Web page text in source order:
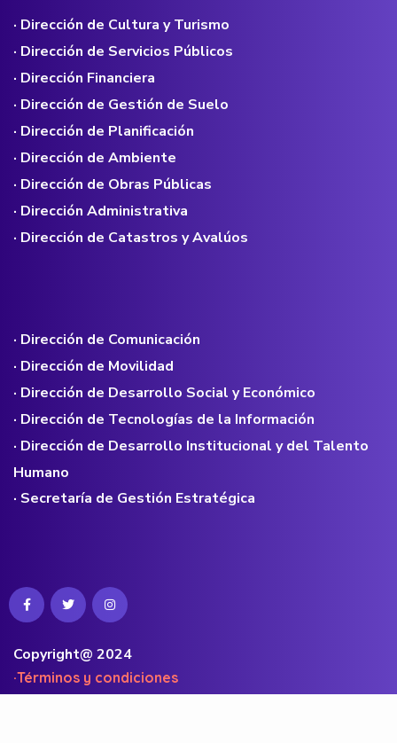
· Dirección de Cultura y Turismo
· Dirección de Servicios Públicos
· Dirección Financiera
· Dirección de Gestión de Suelo
· Dirección de Planificación
· Dirección de Ambiente
· Dirección de Obras Públicas
· Dirección Administrativa
· Dirección de Catastros y Avalúos
· Dirección de Comunicación
· Dirección de Movilidad
· Dirección de Desarrollo Social y Económico
· Dirección de Tecnologías de la Información
· Dirección de Desarrollo Institucional y del Talento
Humano
· Secretaría de Gestión Estratégica
Copyright@ 2024
·Términos y condiciones